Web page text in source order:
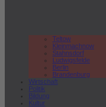
Teltow
Kleinmachnow
Stahnsdorf
Ludwigsfelde
Berlin
Brandenburg
Wirtschaft
Politik
Bildung
Kultur